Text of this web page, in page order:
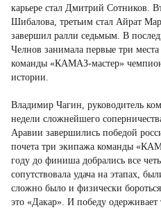
карьере стал Дмитрий Сотников.
Шибалова, третьим стал Айрат
завершил ралли седьмым. В
Челнов занимала первые три
команды «КАМАЗ-мастер»
истории.
Владимир Чагин, руководитель
недели сложнейшего
Аравии завершились победой
почета три экипажа команды
году до финиша добрались все
сопутствовала удача на этапах,
сложно было и физически
это «Дакар». И победу одерживает